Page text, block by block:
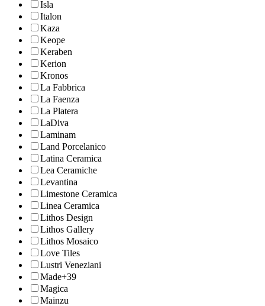
Isla
Italon
Kaza
Keope
Keraben
Kerion
Kronos
La Fabbrica
La Faenza
La Platera
LaDiva
Laminam
Land Porcelanico
Latina Ceramica
Lea Ceramiche
Levantina
Limestone Ceramica
Linea Ceramica
Lithos Design
Lithos Gallery
Lithos Mosaico
Love Tiles
Lustri Veneziani
Made+39
Magica
Mainzu